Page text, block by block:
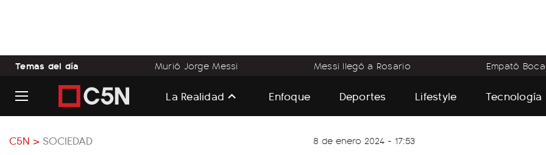
Temas del día Murió Jorge Messi Messi llegó a Rosario Empató Boca
La Realidad Enfoque Deportes Lifestyle Tecnología
C5N > SOCIEDAD 8 de enero 2024 - 17:53